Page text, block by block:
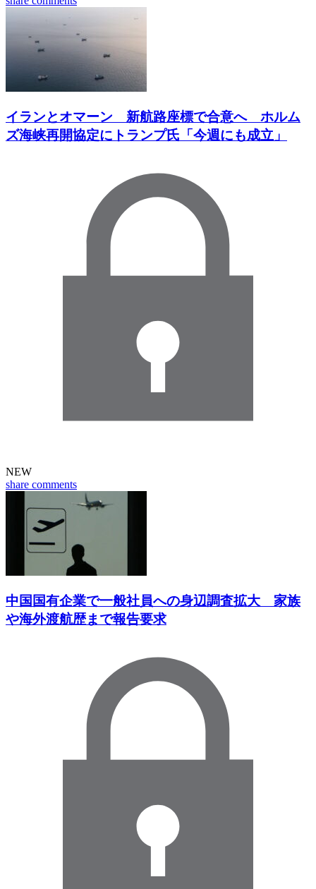
イランとオマーン 新航路座標で合意へ ホルム
ズ海峡再開協定にトランプ氏「今週にも成立」
NEW
share comments
中国国有企業で一般社員への身辺調査拡大 家族
や海外渡航歴まで報告要求